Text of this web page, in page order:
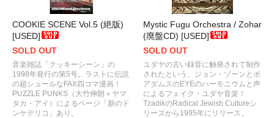
COOKIE SCENE Vol.5 (絶版)
[USED]
SOLD OUT
音楽雑誌「クッキーシーン」の
1998年発行の第5号。ラストに伝説
の超シュールなFAX四コマ漫画！
PUZZLE PUNKS（大竹伸朗＋ヤマ
タカ・アイ）によるページ「新のド
ンケデリコ」あり。
Mystic Fugu Orchestra / Zohar
(廃盤CD) [USED]
SOLD OUT
ユダヤの古い録音に触発されて制作
されたという、ジョン・ゾーンとボ
アダムスのEYEのハーモニウムと声
によるフェイク・ユダヤ音楽！
TzadikのRadical Jewish Cultureシ
リーズから1995年にリリース。